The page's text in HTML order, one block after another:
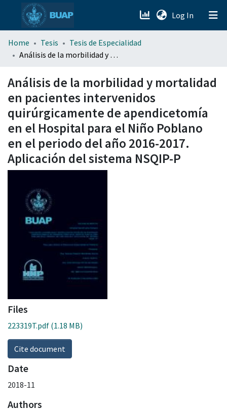
Log In (current)
menu.section.about_menu
Home Tesis
Tesis de Especialidad
Análisis de la morbilidad y mortalidad en pacientes intervenidos quirúrgicamente de apendicetomía en el Hospital para el Niño Poblano en el periodo del año 2016-2017. Aplicación del sistema NSQIP-P
Análisis de la morbilidad y mortalidad
en pacientes intervenidos
quirúrgicamente de apendicetomía
en el Hospital para el Niño Poblano
en el periodo del año 2016-2017.
Aplicación del sistema NSQIP-P
Files
223319T.pdf (1.18 MB)
Cite document
Date
2018-11
Authors